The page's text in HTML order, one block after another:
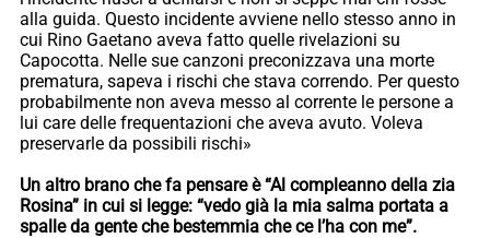
alla guida. Questo incidente avviene nello stesso anno in
cui Rino Gaetano aveva fatto quelle rivelazioni su
Capocotta. Nelle sue canzoni preconizzava una morte
prematura, sapeva i rischi che stava correndo. Per questo
probabilmente non aveva messo al corrente le persone a
lui care delle frequentazioni che aveva avuto. Voleva
preservarle da possibili rischi»
Un altro brano che fa pensare è “Al compleanno della zia
Rosina” in cui si legge: “vedo già la mia salma portata a
spalle da gente che bestemmia che ce l’ha con me”.